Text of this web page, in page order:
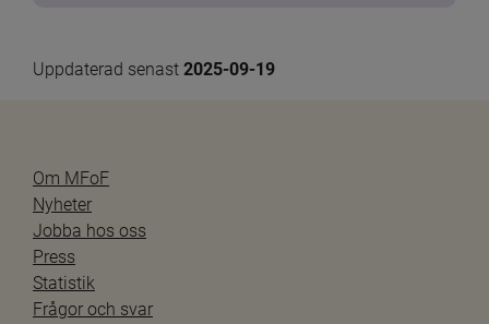
Uppdaterad senast 2025-09-19
Om MFoF
Nyheter
Jobba hos oss
Press
Statistik
Frågor och svar